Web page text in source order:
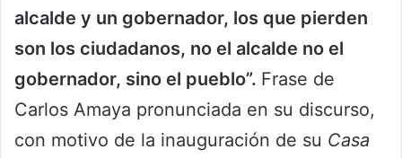
alcalde y un gobernador, los que pierden
son los ciudadanos, no el alcalde no el
gobernador, sino el pueblo”. Frase de
Carlos Amaya pronunciada en su discurso,
con motivo de la inauguración de su Casa